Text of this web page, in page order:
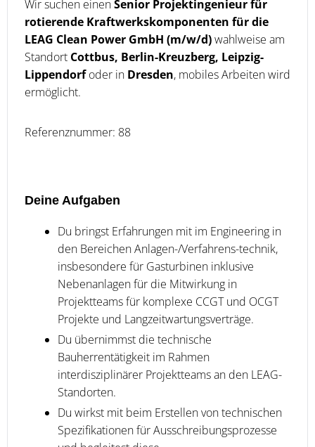
Wir suchen einenSenior Projektingenieur für
rotierende Kraftwerkskomponenten für die
LEAG Clean Power GmbH (m/w/d)wahlweise am
Standort Cottbus, Berlin-Kreuzberg, Leipzig-
Lippendorfoder in Dresden, mobiles Arbeiten wird
ermöglicht.
Referenznummer: 88
Deine Aufgaben
Du bringst Erfahrungen mit im Engineering in
den Bereichen Anlagen-/Verfahrens-technik,
insbesondere für Gasturbinen inklusive
Nebenanlagen für die Mitwirkung in
Projektteams für komplexe CCGT und OCGT
Projekte und Langzeitwartungsverträge.
Du übernimmst die technische
Bauherrentätigkeit im Rahmen
interdisziplinärer Projektteams an den LEAG-
Standorten.
Du wirkst mit beim Erstellen von technischen
Spezifikationen für Ausschreibungsprozesse